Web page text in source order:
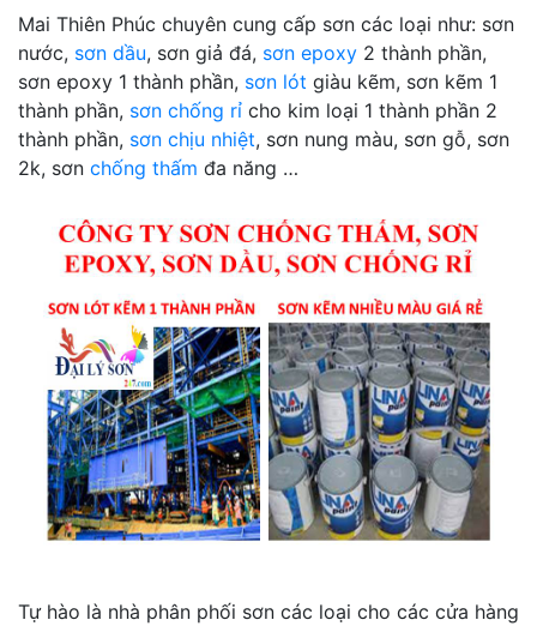
Mai Thiên Phúc chuyên cung cấp sơn các loại như: sơn
nước, sơn dầu, sơn giả đá, sơn epoxy 2 thành phần,
sơn epoxy 1 thành phần, sơn lót giàu kẽm, sơn kẽm 1
thành phần, sơn chống rỉ cho kim loại 1 thành phần 2
thành phần, sơn chịu nhiệt, sơn nung màu, sơn gỗ, sơn
2k, sơn chống thấm đa năng …
Tự hào là nhà phân phối sơn các loại cho các cửa hàng